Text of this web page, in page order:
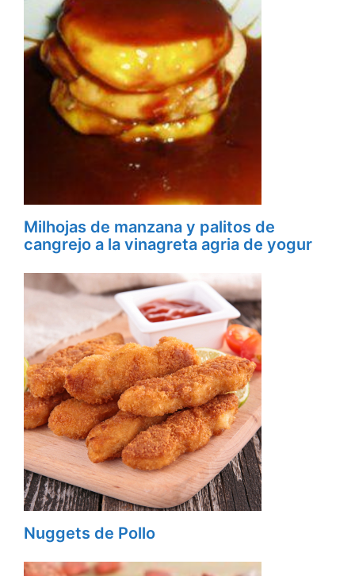
Milhojas de manzana y palitos de
cangrejo a la vinagreta agria de yogur
Nuggets de Pollo